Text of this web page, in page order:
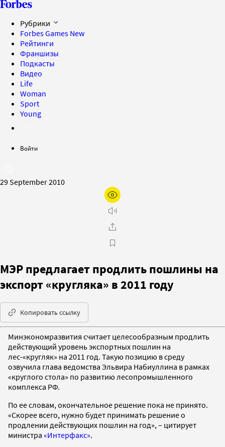
Рубрики
Forbes Games New
Рейтинги
Франшизы
Подкасты
Видео
Life
Woman
Sport
Young
Войти
29 September 2010
МЭР предлагает продлить пошлины на
экспорт «кругляка» в 2011 году
Копировать ссылку
Минэкономразвития считает целесообразным продлить
действующий уровень экспортных пошлин на
лес-«кругляк» на 2011 год. Такую позицию в среду
озвучила глава ведомства Эльвира Набиуллина в рамках
«круглого стола» по развитию лесопромышленного
комплекса РФ.
По ее словам, окончательное решение пока не принято.
«Скорее всего, нужно будет принимать решение о
продлении действующих пошлин на год», – цитирует
министра «Интерфакс».